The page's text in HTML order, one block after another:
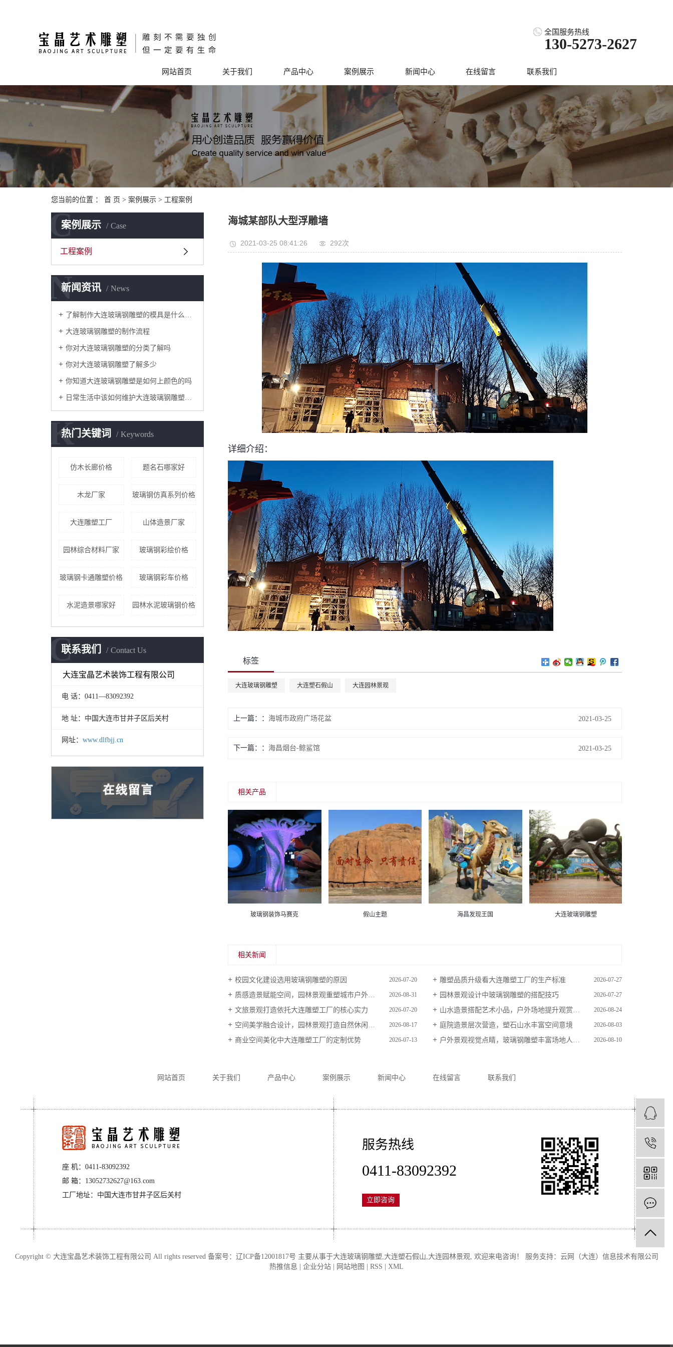
全国服务热线
130-5273-2627
网站首页 关于我们 产品中心 案例展示 新闻中心 在线留言 联系我们
您当前的位置 ： 首 页 > 案例展示 > 工程案例
案例展示 Case
C
工程案例
新闻资讯 News
N
了解制作大连玻璃钢雕塑的模具是什么样的吗
大连玻璃钢雕塑的制作流程
你对大连玻璃钢雕塑的分类了解吗
你对大连玻璃钢雕塑了解多少
你知道大连玻璃钢雕塑是如何上颜色的吗
日常生活中该如何维护大连玻璃钢雕塑呢？
热门关键词 Keywords
K
仿木长廊价格 题名石哪家好
木龙厂家 玻璃钢仿真系列价格
大连雕塑工厂 山体造景厂家
园林综合材料厂家 玻璃钢彩绘价格
玻璃钢卡通雕塑价格 玻璃钢彩车价格
水泥造景哪家好 园林水泥玻璃钢价格
联系我们 Contact Us
C
大连宝晶艺术装饰工程有限公司
电 话：0411—83092392
地 址：中国大连市甘井子区后关村
网址： www.dlfbjj.cn
海城某部队大型浮雕墙
2021-03-25 08:41:26 292次
详细介绍：
标签
大连玻璃钢雕塑 大连塑石假山 大连园林景观
上一篇： 海城市政府广场花盆 2021-03-25
下一篇： 海昌烟台-鲸鲨馆 2021-03-25
相关产品
玻璃钢装饰马赛克 假山主题 海昌发现王国 大连玻璃钢雕塑
相关新闻
校园文化建设选用玻璃钢雕塑的原因 2026-07-20 雕塑品质升级看大连雕塑工厂的生产标准 2026-07-27
质感造景赋能空间，园林景观重塑城市户外风貌 2026-08-31 园林景观设计中玻璃钢雕塑的搭配技巧 2026-07-27
文旅景观打造依托大连雕塑工厂的核心实力 2026-07-20 山水造景搭配艺术小品，户外场地提升观赏丰富度 2026-08-24
空间美学融合设计，园林景观打造自然休闲场地 2026-08-17 庭院造景层次营造，塑石山水丰富空间意境 2026-08-03
商业空间美化中大连雕塑工厂的定制优势 2026-07-13 户外景观视觉点睛，玻璃钢雕塑丰富场地人文氛围 2026-08-10
网站首页 关于我们 产品中心 案例展示 新闻中心 在线留言 联系我们
座 机：0411-83092392
邮 箱：13052732627@163.com
工厂地址： 中国大连市甘井子区后关村
服务热线
0411-83092392
立即咨询
Copyright © 大连宝晶艺术装饰工程有限公司 All rights reserved 备案号： 辽ICP备12001817号 主要从事于大连玻璃钢雕塑,大连塑石假山,大连园林景观, 欢迎来电咨询！ 服务支持： 云网（大连）信息技术有限公司
热推信息
企业分站 网站地图 RSS XML